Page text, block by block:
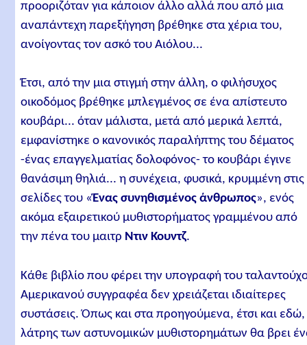
προοριζόταν για κάποιον άλλο αλλά που από μια
αναπάντεχη παρεξήγηση βρέθηκε στα χέρια του,
ανοίγοντας τον ασκό του Αιόλου...
Έτσι, από την μια στιγμή στην άλλη, ο φιλήσυχος
οικοδόμος βρέθηκε μπλεγμένος σε ένα απίστευτο
κουβάρι... όταν μάλιστα, μετά από μερικά λεπτά,
εμφανίστηκε ο κανονικός παραλήπτης του δέματος
-ένας επαγγελματίας δολοφόνος- το κουβάρι έγινε
θανάσιμη θηλιά... η συνέχεια, φυσικά, κρυμμένη στις
σελίδες του «Ένας συνηθισμένος άνθρωπος», ενός
ακόμα εξαιρετικού μυθιστορήματος γραμμένου από
την πένα του μαιτρ Ντιν Κουντζ.
Κάθε βιβλίο που φέρει την υπογραφή του
Αμερικανού συγγραφέα δεν χρειάζεται ιδιαίτερες
συστάσεις. Όπως και στα προηγούμενα, έτσι και
λάτρης των αστυνομικών μυθιστορημάτων θα βρει